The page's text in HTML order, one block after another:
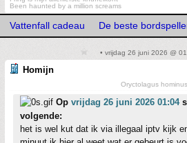
Been haunted by a million screams
Vattenfall cadeau De beste
• vrijdag 26 juni 2026 @
Homijn
Oryctolagus hominus
Op vrijdag 26 juni 2026 01:04
volgende:
het is wel kut dat ik via illegaal iptv kijk